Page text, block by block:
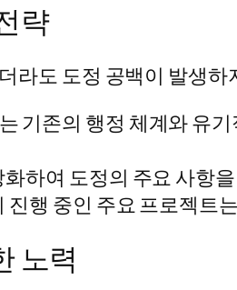
략
라도 도정 공백이 발생
기존의 행정 체계와 유
하여 도정의 주요 사항
진행 중인 주요 프로젝트
노력